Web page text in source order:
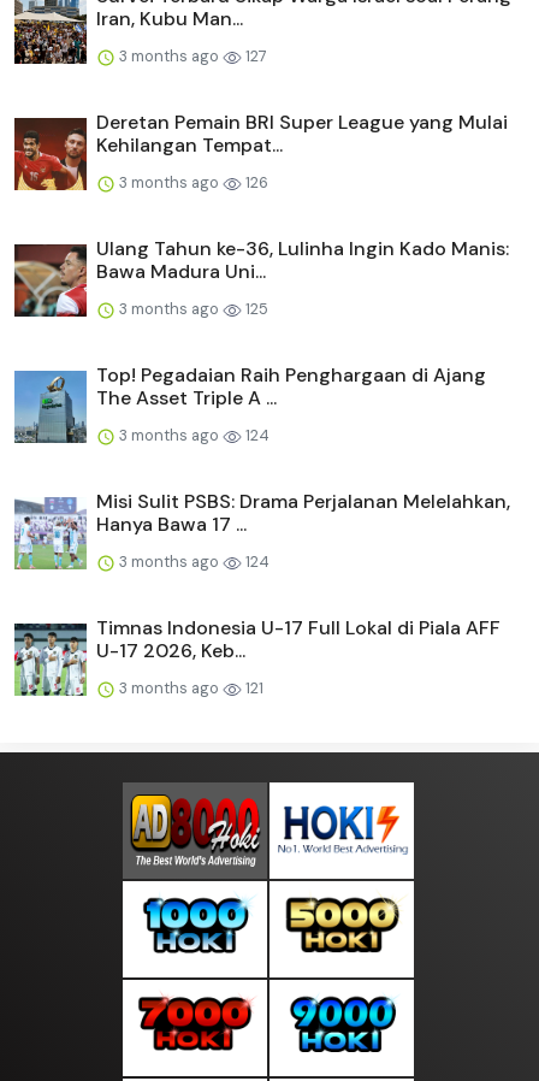
Iran, Kubu Man...
3 months ago 127
Deretan Pemain BRI Super League yang Mulai
Kehilangan Tempat...
3 months ago 126
Ulang Tahun ke-36, Lulinha Ingin Kado Manis:
Bawa Madura Uni...
3 months ago 125
Top! Pegadaian Raih Penghargaan di Ajang
The Asset Triple A ...
3 months ago 124
Misi Sulit PSBS: Drama Perjalanan Melelahkan,
Hanya Bawa 17 ...
3 months ago 124
Timnas Indonesia U-17 Full Lokal di Piala AFF
U-17 2026, Keb...
3 months ago 121